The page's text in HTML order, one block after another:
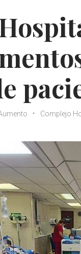
Complejo